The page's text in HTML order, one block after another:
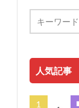
人気記事